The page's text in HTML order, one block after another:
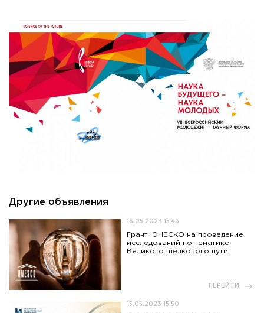
Другие объявления
16.05.2023 15:46
Грант ЮНЕСКО на проведение
исследований по тематике
Великого шелкового пути
ПЕРЕЙТИ
15.05.2023 15:50